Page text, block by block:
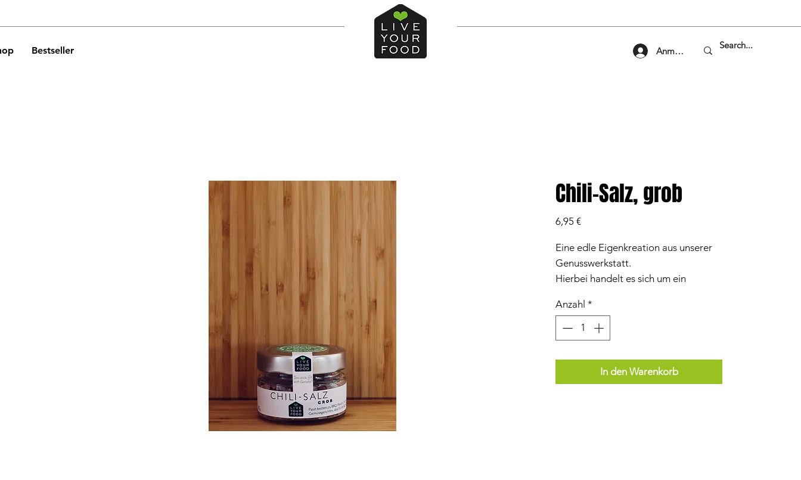
Bestseller Anmelden
Chili-Salz, grob
6,95 €Preis
Eine edle Eigenkreation aus unserer
Genusswerkstatt.
Hierbei handelt es sich um ein
welches ideal zum BBQ, Gemüse-
Fisch und zu Nudelgerichten passt. Es
ist vielseitig einsetzbar und einfach
Anzahl *
In den Warenkorb